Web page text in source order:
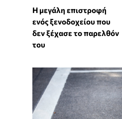
Η μεγάλη επιστροφή
ενός ξενοδοχείου που
δεν ξέχασε το παρελθόν
του